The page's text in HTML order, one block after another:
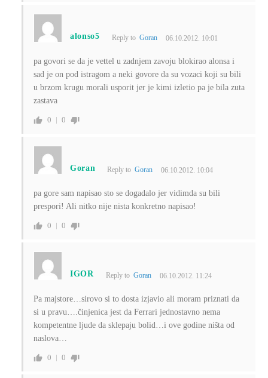
alonso5 Reply to Goran 06.10.2012. 10:01
pa govori se da je vettel u zadnjem zavoju blokirao alonsa i
sad je on pod istragom a neki govore da su vozaci koji su bili
u brzom krugu morali usporit jer je kimi izletio pa je bila zuta
zastava
0 0
Goran Reply toGoran 06.10.2012. 10:04
pa gore sam napisao sto se dogadalo jer vidimda su bili
prespori! Ali nitko nije nista konkretno napisao!
0 0
IGOR Reply to Goran 06.10.2012. 11:24
Pa majstore…sirovo si to dosta izjavio ali moram priznati da
si u pravu….činjenica jest da Ferrari jednostavno nema
kompetentne ljude da sklepaju bolid…i ove godine ništa od
naslova…
0 0